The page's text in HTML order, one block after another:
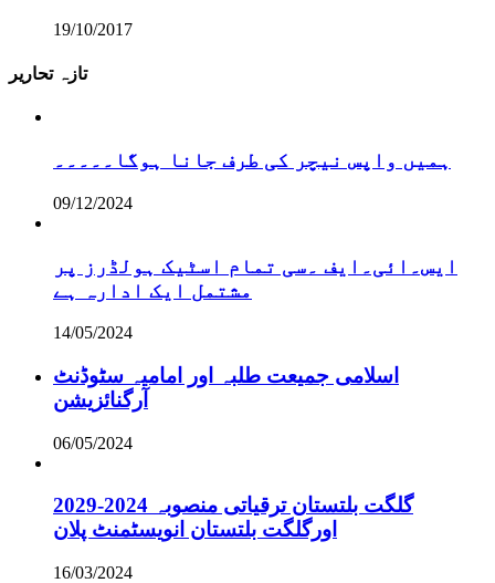
19/10/2017
تازہ تحاریر
ہمیں واپس نیچر کی طرف جانا ہوگا۔۔۔۔۔
09/12/2024
ایس۔ائی۔ایف ۔سی تمام اسٹیک ہولڈرز پر
مشتمل ایک ادارہ ہے
14/05/2024
اسلامی جمیعت طلبہ اور امامیہ سٹوڈنٹ
آرگنائزیشن
06/05/2024
گلگت بلتستان ترقیاتی منصوبہ 2024-2029
اورگلگت بلتستان انویسٹمنٹ پلان
16/03/2024